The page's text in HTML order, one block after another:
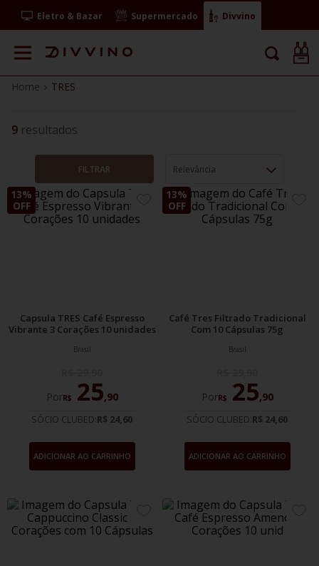
Eletro & Bazar Supermercado Divvino
TRES
9
FILTRAR Relevância
13%
OFF
ADICIONE
Capsula TRES Café Espresso
Vibrante 3 Corações 10 unidades
Brasil
PorR$ 25,90
SÓCIO CLUBED:R$ 24,60
ADICIONAR AO CARRINHO
13%
OFF
Café Tres Filtrado Tradicional
Com 10 Cápsulas 75g
Brasil
PorR$ 25,90
SÓCIO CLUBED:R$ 24,60
ADICIONAR AO CARRINHO
ADICIONE
FAVORITOS